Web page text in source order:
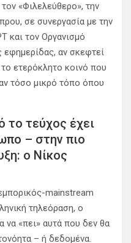
«Φιλελεύθερο», την
σε συνεργασία με την
και τον Οργανισμό
εφημερίδας, αν σκεφτεί
το ετερόκλητο κοινό που
τόσο μικρό τόπο όπου
το τεύχος έχει
– στην πιο
ο Νίκος
mainstream
τηλεόραση, ο
να «πει» αυτά που δεν θα
– ή δεδομένα.